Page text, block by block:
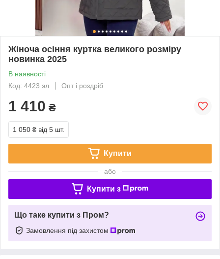
Жіноча осіння куртка великого розміру
новинка 2025
В наявності
Код: 4423 эл
Опт і роздріб
1 410 ₴
1 050 ₴ від 5 шт.
Купити
або
Купити з
Що таке купити з Пром?
Замовлення під захистом